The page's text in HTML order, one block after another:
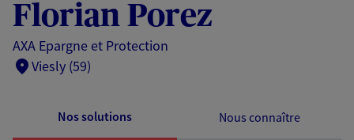
Florian Porez
AXA Epargne et Protection
Viesly (59)
Nos solutions Nous connaître